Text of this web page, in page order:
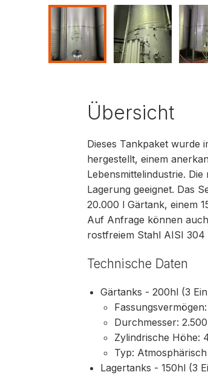
Übersicht
Dieses Tankpaket wurde
hergestellt, einem
Lebensmittelindustrie.
Lagerung geeignet. Das
20.000 l Gärtank, einem
Auf Anfrage können
rostfreiem Stahl AISI 304
Technische Daten
Gärtanks - 200hl (3
Durchmesser:
Zylindrische Höhe:
Typ:
Lagertanks - 150hl (3